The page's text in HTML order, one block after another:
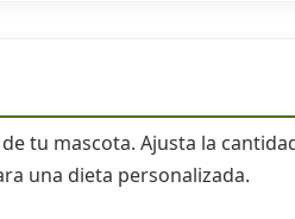
tu mascota. Ajusta la
una dieta personalizada.